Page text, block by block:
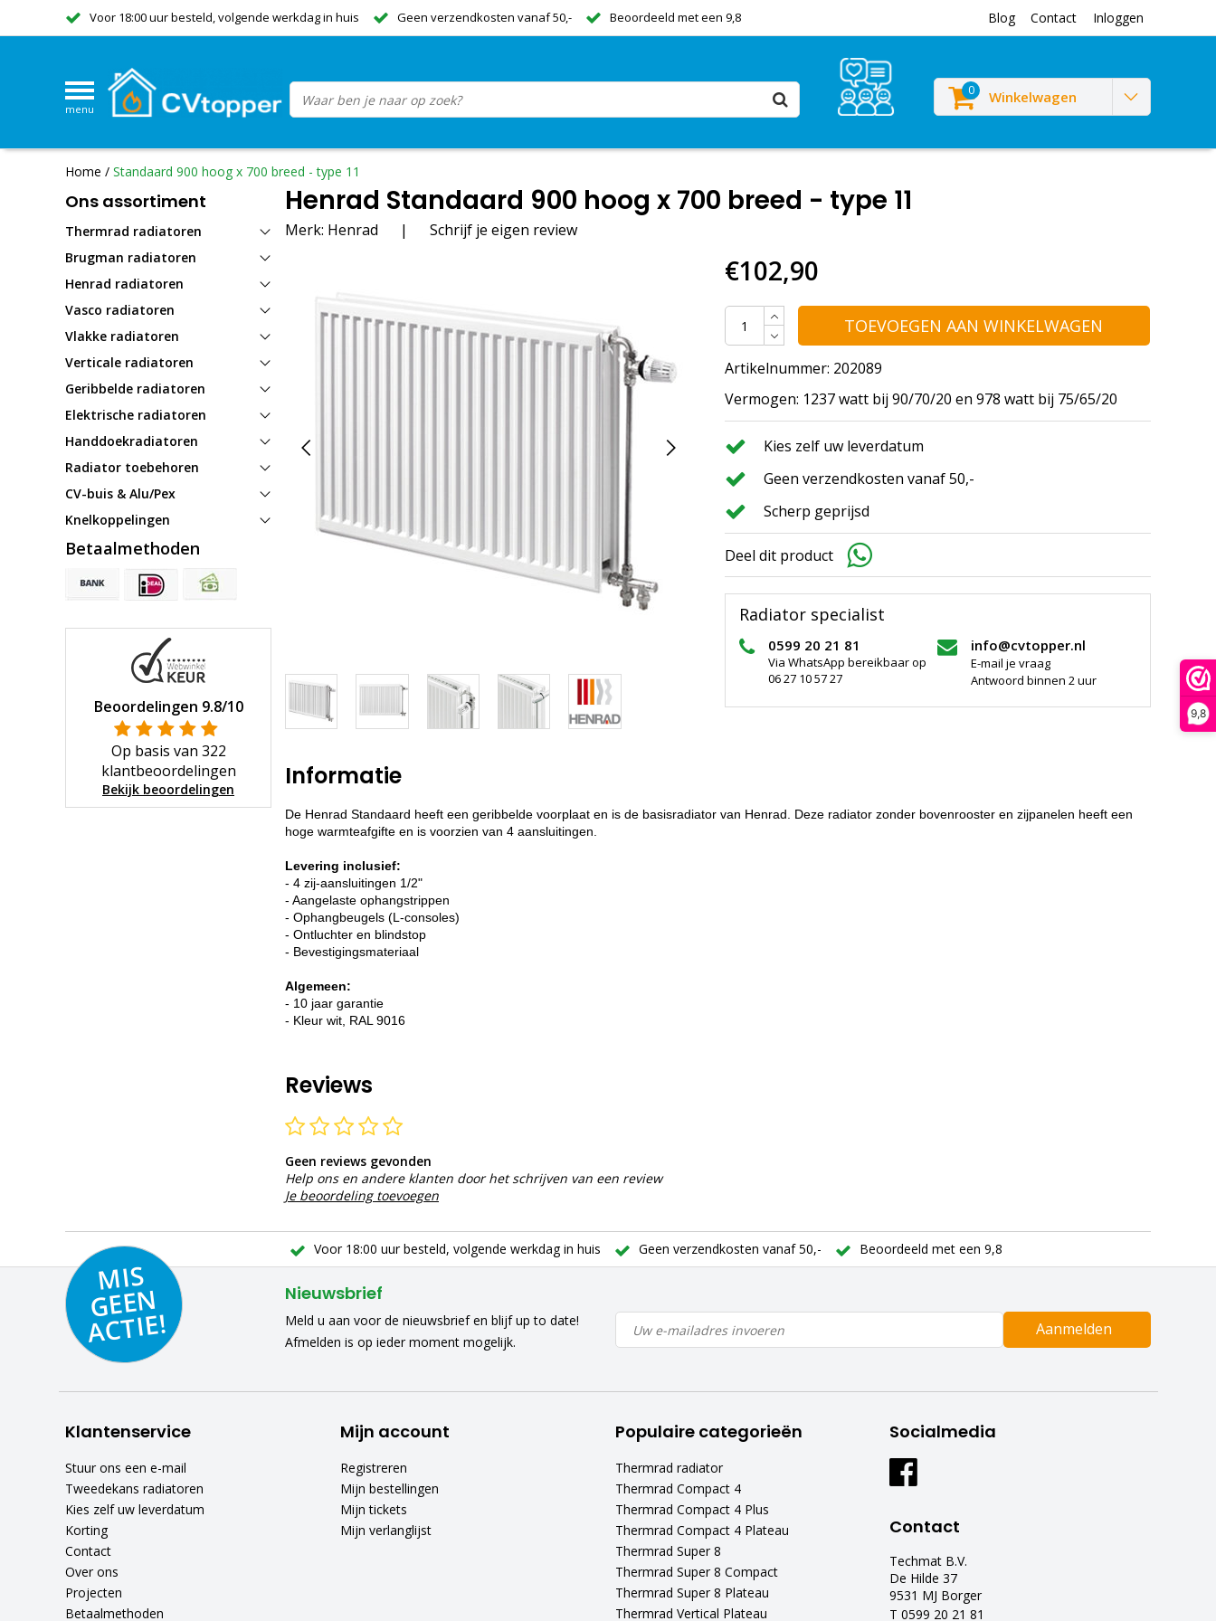
9,8
Voor 18:00 uur besteld, volgende werkdag in huis Geen verzendkosten vanaf 50,- Beoordeeld met een 9,8 Blog Contact Inloggen
menu
0 Winkelwagen
Home / Standaard 900 hoog x 700 breed - type 11
Ons assortiment
Thermrad radiatoren
Brugman radiatoren
Henrad radiatoren
Vasco radiatoren
Vlakke radiatoren
Verticale radiatoren
Geribbelde radiatoren
Elektrische radiatoren
Handdoekradiatoren
Radiator toebehoren
CV-buis & Alu/Pex
Knelkoppelingen
Betaalmethoden
Beoordelingen 9.8/10
Op basis van 322
klantbeoordelingen
Bekijk beoordelingen
Henrad Standaard 900 hoog x 700 breed - type 11
Merk: Henrad | Schrijf je eigen review
€102,90
TOEVOEGEN AAN WINKELWAGEN
Artikelnummer: 202089
Vermogen: 1237 watt bij 90/70/20 en 978 watt bij 75/65/20
Kies zelf uw leverdatum
Geen verzendkosten vanaf 50,-
Scherp geprijsd
Deel dit product
Radiator specialist
0599 20 21 81
Via WhatsApp bereikbaar op
06 27 10 57 27
info@cvtopper.nl
E-mail je vraag
Antwoord binnen 2 uur
Informatie
De Henrad Standaard heeft een geribbelde voorplaat en is de basisradiator van Henrad. Deze radiator zonder bovenrooster en zijpanelen heeft een
hoge warmteafgifte en is voorzien van 4 aansluitingen.
Levering inclusief:
- 4 zij-aansluitingen 1/2"
- Aangelaste ophangstrippen
- Ophangbeugels (L-consoles)
- Ontluchter en blindstop
- Bevestigingsmateriaal
Algemeen:
- 10 jaar garantie
- Kleur wit, RAL 9016
Reviews
Geen reviews gevonden
Help ons en andere klanten door het schrijven van een review
Je beoordeling toevoegen
Voor 18:00 uur besteld, volgende werkdag in huis Geen verzendkosten vanaf 50,- Beoordeeld met een 9,8
MIS
GEE
N
A
C
TIE!
Nieuwsbrief
Meld u aan voor de nieuwsbrief en blijf up to date!
Afmelden is op ieder moment mogelijk.
Aanmelden
Klantenservice
Stuur ons een e-mail
Tweedekans radiatoren
Kies zelf uw leverdatum
Korting
Contact
Over ons
Projecten
Betaalmethoden
Mijn account
Registreren
Mijn bestellingen
Mijn tickets
Mijn verlanglijst
Populaire categorieën
Thermrad radiator
Thermrad Compact 4
Thermrad Compact 4 Plus
Thermrad Compact 4 Plateau
Thermrad Super 8
Thermrad Super 8 Compact
Thermrad Super 8 Plateau
Thermrad Vertical Plateau
Socialmedia
Contact
Techmat B.V.
De Hilde 37
9531 MJ Borger
T 0599 20 21 81